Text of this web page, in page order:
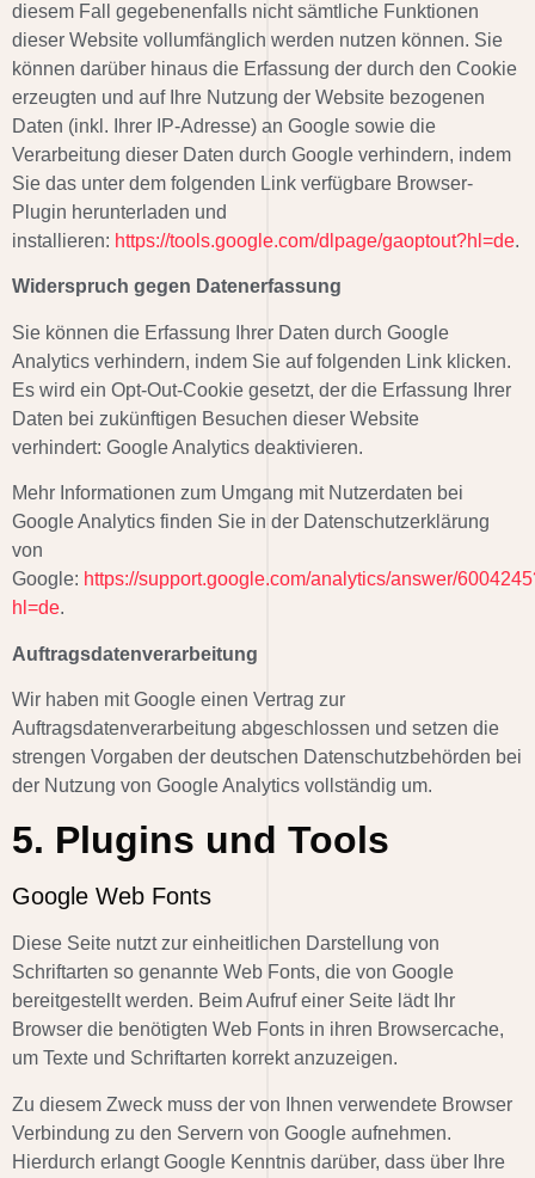
diesem Fall gegebenenfalls nicht sämtliche Funktionen
dieser Website vollumfänglich werden nutzen können. Sie
können darüber hinaus die Erfassung der durch den Cookie
erzeugten und auf Ihre Nutzung der Website bezogenen
Daten (inkl. Ihrer IP-Adresse) an Google sowie die
Verarbeitung dieser Daten durch Google verhindern, indem
Sie das unter dem folgenden Link verfügbare Browser-
Plugin herunterladen und
installieren: https://tools.google.com/dlpage/gaoptout?hl=de.
Widerspruch gegen Datenerfassung
Sie können die Erfassung Ihrer Daten durch Google
Analytics verhindern, indem Sie auf folgenden Link klicken.
Es wird ein Opt-Out-Cookie gesetzt, der die Erfassung Ihrer
Daten bei zukünftigen Besuchen dieser Website
verhindert: Google Analytics deaktivieren.
Mehr Informationen zum Umgang mit Nutzerdaten bei
Google Analytics finden Sie in der Datenschutzerklärung
von
Google: https://support.google.com/analytics/answer/
hl=de.
Auftragsdatenverarbeitung
Wir haben mit Google einen Vertrag zur
Auftragsdatenverarbeitung abgeschlossen und setzen die
strengen Vorgaben der deutschen Datenschutzbehörden bei
der Nutzung von Google Analytics vollständig um.
5. Plugins und Tools
Google Web Fonts
Diese Seite nutzt zur einheitlichen Darstellung von
Schriftarten so genannte Web Fonts, die von Google
bereitgestellt werden. Beim Aufruf einer Seite lädt Ihr
Browser die benötigten Web Fonts in ihren Browsercache,
um Texte und Schriftarten korrekt anzuzeigen.
Zu diesem Zweck muss der von Ihnen verwendete Browser
Verbindung zu den Servern von Google aufnehmen.
Hierdurch erlangt Google Kenntnis darüber, dass über Ihre